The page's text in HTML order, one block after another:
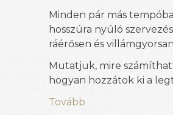
Minden pár más
hosszúra nyúló
ráérősen és
Mutatjuk, mire
hogyan hozzátok ki a
Tovább